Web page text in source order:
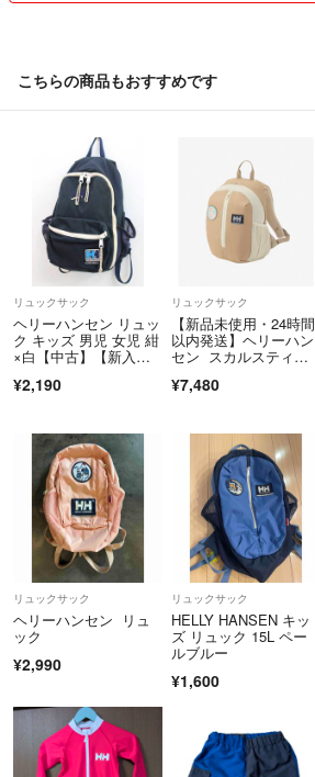
こちらの商品もおすすめです
リュックサック
ヘリーハンセン リュッ
ク キッズ 男児 女児 紺
×白【中古】【新入
¥2,190
リュックサック
【新品未使用・24時間
以内発送】ヘリーハン
セン スカルスティン
¥7,480
リュックサック
ヘリーハンセン リュ
ック
¥2,990
リュックサック
HELLY HANSEN キッ
ズ リュック 15L ペー
ルブルー
¥1,600